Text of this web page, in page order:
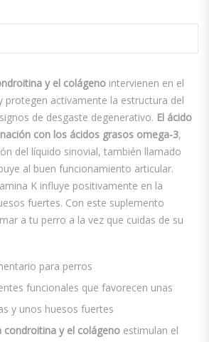
y el colágeno intervienen en el
protegen activamente la estructura del
de desgaste degenerativo. El ácido
con los ácidos grasos omega-3,
del líquido sinovial, también llamado
al buen funcionamiento articular.
K influye positivamente en la
fuertes. Con este suplemento
a tu perro a la vez que cuidas de su
para perros
funcionales que favorecen unas
y unos huesos fuertes
condroitina y el colágeno estimulan el